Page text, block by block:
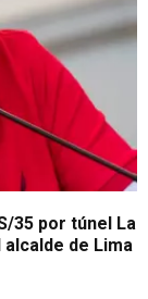
35 por túnel La
de Lima